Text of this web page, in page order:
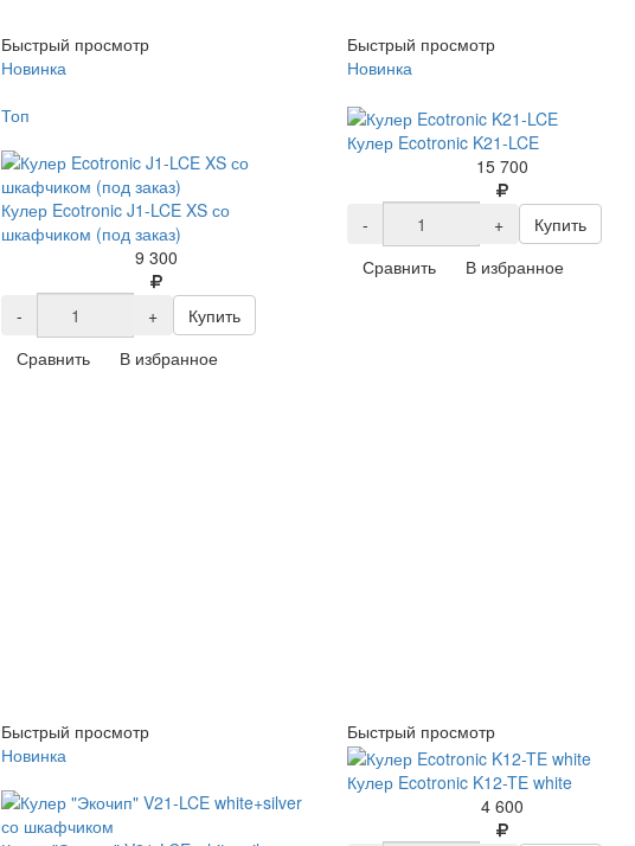
Быстрый просмотр
Новинка
Топ
Кулер Ecotronic J1-LCE XS со
шкафчиком (под заказ)
9 300
- +
Купить
Сравнить
В избранное
Быстрый просмотр
Новинка
Кулер Ecotronic K21-LCE
15 700
- +
Купить
Сравнить
В избранное
Быстрый просмотр
Новинка
Быстрый просмотр
Кулер Ecotronic K12-TE white
4 600